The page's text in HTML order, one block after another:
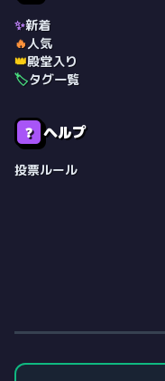
✨新着
🔥人気
👑殿堂入り
🏷️タグ一覧
❓ ヘルプ
投票ルール